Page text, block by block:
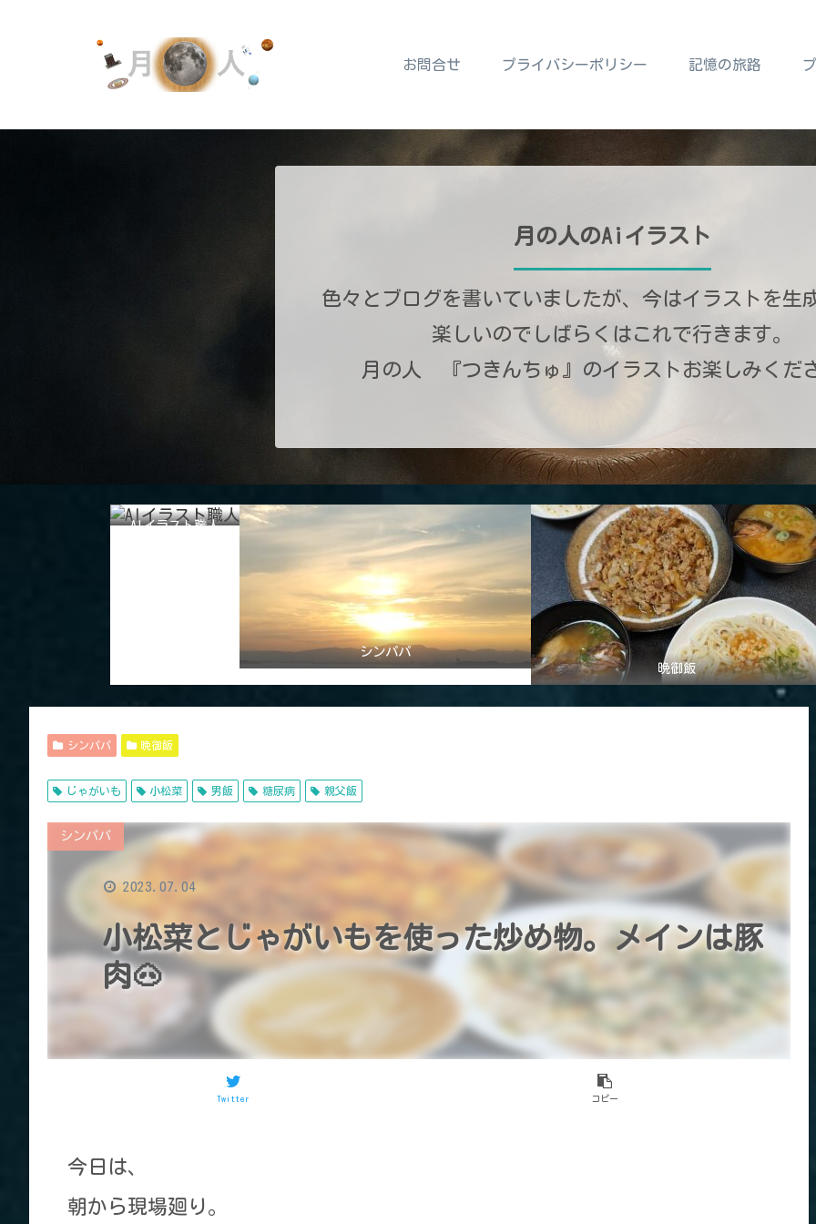
お問合せ プライバシーポリシー 記憶の旅路
月の人のAiイラスト
色々とブログを書いていましたが、今はイラストを生
楽しいのでしばらくはこれで行きます。
月の人 『つきんちゅ』のイラストお楽しみくだ
AIイラスト職人
シンパパ
晩御飯
シンパパ 晩御飯
じゃがいも 小松菜 男飯 糖尿病 親父飯
小松菜とじゃがいもを使った炒め物。メインは豚
肉🐽
シンパパ
Twitter コピー
2023.07.04
今日は、
朝から現場廻り。